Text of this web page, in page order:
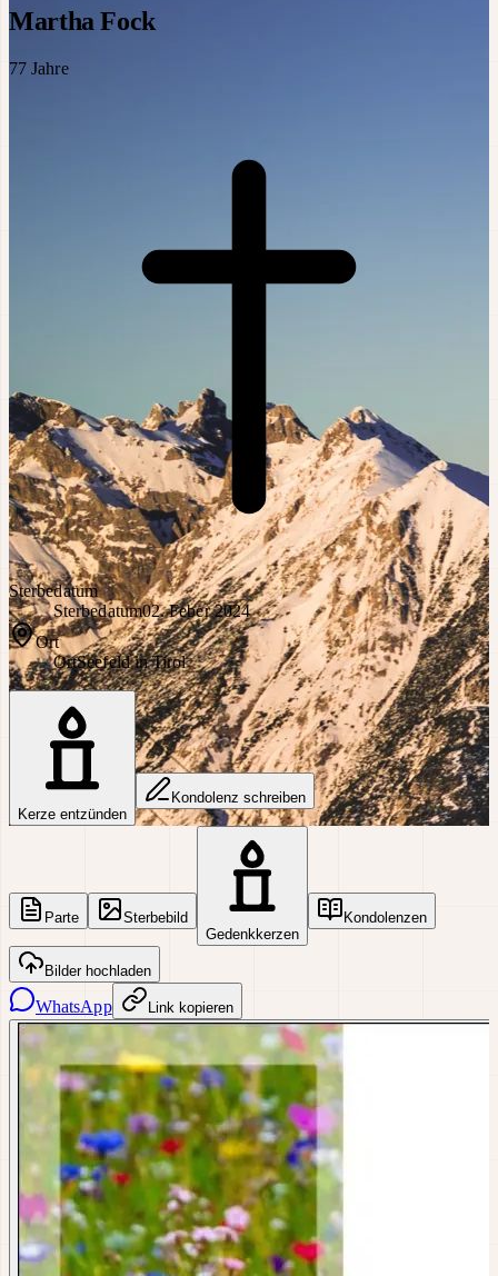
Martha Fock
77 Jahre
Sterbedatum
Sterbedatum02. Feber 2024
Ort
OrtSeefeld in Tirol
Kerze entzünden
Kondolenz schreiben
Parte
Sterbebild
Gedenkkerzen
Kondolenzen
Bilder hochladen
WhatsApp Link kopieren